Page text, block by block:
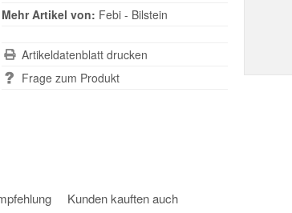
Mehr Artikel von: Febi - Bilstein
Artikeldatenblatt drucken
Frage zum Produkt
Kunden kauften auch